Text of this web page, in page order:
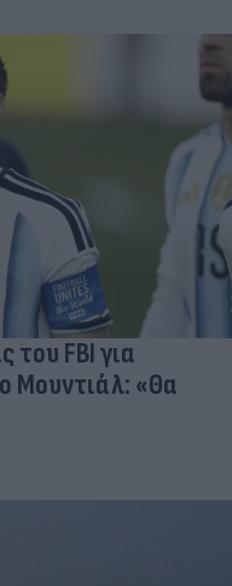
του FBI για
Μουντιάλ: «Θα